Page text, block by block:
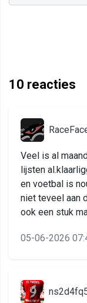
10 reacties
Veel is al
lijsten
en voetbal is
niet teveel aan
ook een stuk
05-06-2026